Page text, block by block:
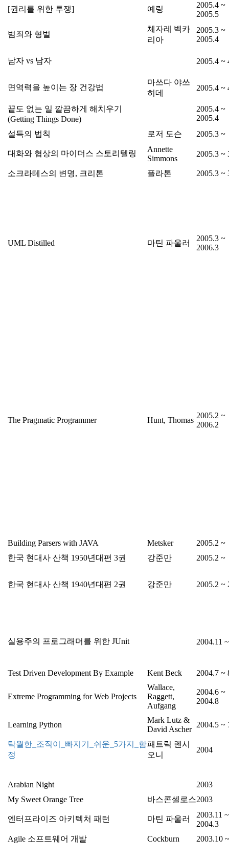
[권리를 위한 투쟁] 예링
2005.4 ~
2005.5
범죄와 형벌
체자레 벡카
리아
2005.3 ~
2005.4
남자 vs 남자 2005.4 ~
면역력을 높이는 장 건강법
마쓰다 야쓰
히데
2005.4 ~
끝도 없는 일 깔끔하게 해치우기
(Getting Things Done)
2005.4 ~
2005.4
설득의 법칙
로저 도슨 2005.3 ~
대화와 협상의 마이더스 스토리텔링
Annette
Simmons
2005.3 ~
소크라테스의 변명, 크리톤 플라톤 2005.3 ~
UML Distilled 마틴 파울러
2005.3 ~
2006.3
The Pragmatic Programmer Hunt, Thomas
2005.2 ~
2006.2
Building Parsers with JAVA Metsker
2005.2 ~
한국 현대사 산책 1950년대편 3권
강준만 2005.2 ~
한국 현대사 산책 1940년대편 2권 강준만 2005.2 ~
실용주의 프로그래머를 위한 JUnit 2004.11
Test Driven Development By Example Kent Beck 2004.7 ~
Extreme Programming for Web Projects
Wallace,
Raggett,
Aufgang
2004.6 ~
2004.8
Learning Python
Mark Lutz &
David Ascher
2004.5 ~
탁월한_조직이_빠지기_쉬운_5가지_함
정
패트릭 렌시
오니
2004
Arabian Night
2003
My Sweet Orange Tree
바스콘셀로스2003
엔터프라이즈 아키텍처 패턴 마틴 파울러
2003.11 ~
2004.3
Agile 소프트웨어 개발
Cockburn 2003.10